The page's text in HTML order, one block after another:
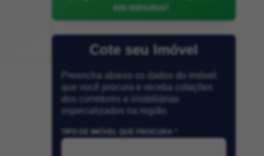
em minutos!
Cote seu Imóvel
Preencha abaixo os dados do imóvel
que você procura e receba cotações
dos corretores e imobiliárias
especializados na região.
TIPO DE IMÓVEL QUE PROCURA *